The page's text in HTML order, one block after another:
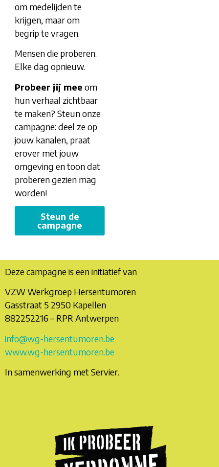
om medelijden te
krijgen, maar om
begrip te vragen.
Mensen die proberen.
Elke dag opnieuw.
Probeer jij mee om
hun verhaal zichtbaar
te maken? Steun onze
campagne: deel ze op
jouw kanalen, praat
erover met jouw
omgeving en toon dat
proberen gezien mag
worden!
Steun de
campagne
Deze campagne is een initiatief van
VZW Werkgroep Hersentumoren
Gasstraat 5 2950 Kapellen
882252216 – RPR Antwerpen
info@wg-hersentumoren.be
www.wg-hersentumoren.be
In samenwerking met Servier.